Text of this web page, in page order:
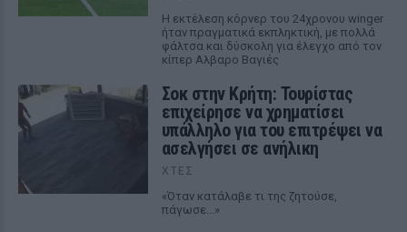
Η εκτέλεση κόρνερ του 24χρονου winger
ήταν πραγματικά εκπληκτική, με πολλά
φάλτσα και δύσκολη για έλεγχο από τον
κίπερ Αλβαρο Βαγιές
Σοκ στην Κρήτη: Τουρίστας
επιχείρησε να χρηματίσει
υπάλληλο για του επιτρέψει να
ασελγήσει σε ανήλικη
ΧΤΕΣ
«Όταν κατάλαβε τι της ζητούσε,
πάγωσε...»